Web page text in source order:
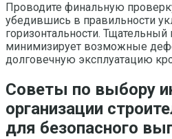
Проводите финальную
убедившись в правильности
горизонтальности. Тщательный
минимизирует возможные
долговечную эксплуатацию
Советы по выбору
организации
для безопасного